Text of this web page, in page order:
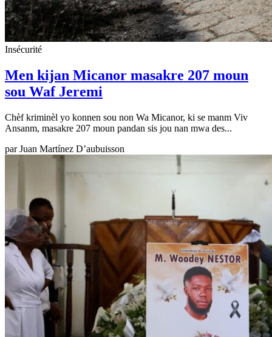
Insécurité
Men kijan Micanor masakre 207 moun
sou Waf Jeremi
Chèf kriminèl yo konnen sou non Wa Micanor, ki se manm Viv
Ansanm, masakre 207 moun pandan sis jou nan mwa des...
par Juan Martínez D’aubuisson